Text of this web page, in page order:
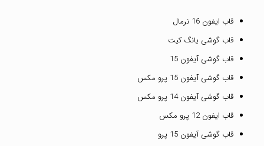
قاب ایفون 16 نرمال
قاب گوشی یانگ کیت
قاب گوشی آیفون 15
قاب گوشی آیفون 15 پرو مکس
قاب گوشی آیفون 14 پرو مکس
قاب ایفون 12 پرو مکس
قاب گوشی آیفون 15 پرو